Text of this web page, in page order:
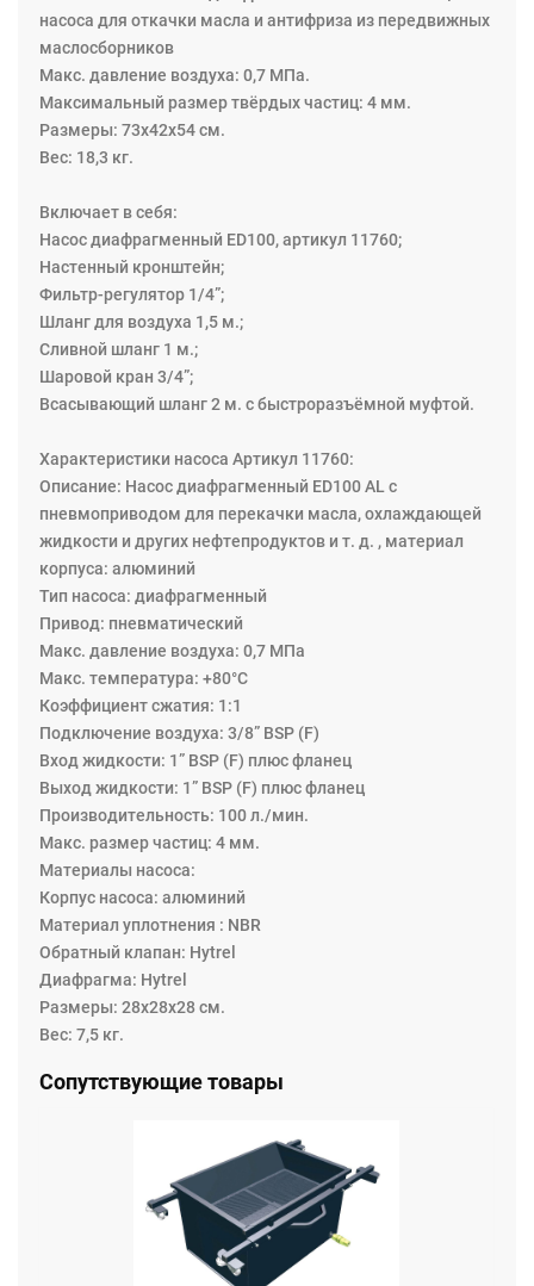
легковоспламеняющихся или коррозионных жидкостей.
насоса для откачки масла и антифриза из передвижных
маслосборников
Макс. давление воздуха: 0,7 МПа.
Максимальный размер твёрдых частиц: 4 мм.
Размеры: 73x42x54 см.
Вес: 18,3 кг.
Включает в себя:
Насос диафрагменный ЕD100, артикул 11760;
Настенный кронштейн;
Фильтр-регулятор 1/4”;
Шланг для воздуха 1,5 м.;
Сливной шланг 1 м.;
Шаровой кран 3/4”;
Всасывающий шланг 2 м. с быстроразъёмной муфтой.
Характеристики насоса Артикул 11760:
Описание: Насос диафрагменный ЕD100 AL с
пневмоприводом для перекачки масла, охлаждающей
жидкости и других нефтепродуктов и т. д. , материал
корпуса: алюминий
Тип насоса: диафрагменный
Привод: пневматический
Макс. давление воздуха: 0,7 МПа
Макс. температура: +80°С
Коэффициент сжатия: 1:1
Подключение воздуха: 3/8” BSP (F)
Вход жидкости: 1” BSP (F) плюс фланец
Выход жидкости: 1” BSP (F) плюс фланец
Производительность: 100 л./мин.
Maкс. размер частиц: 4 мм.
Материалы насоса:
Корпус насоса: алюминий
Материал уплотнения : NBR
Обратный клапан: Hytrel
Диафрагма: Hytrel
Размеры: 28х28х28 см.
Вес: 7,5 кг.
Сопутствующие товары